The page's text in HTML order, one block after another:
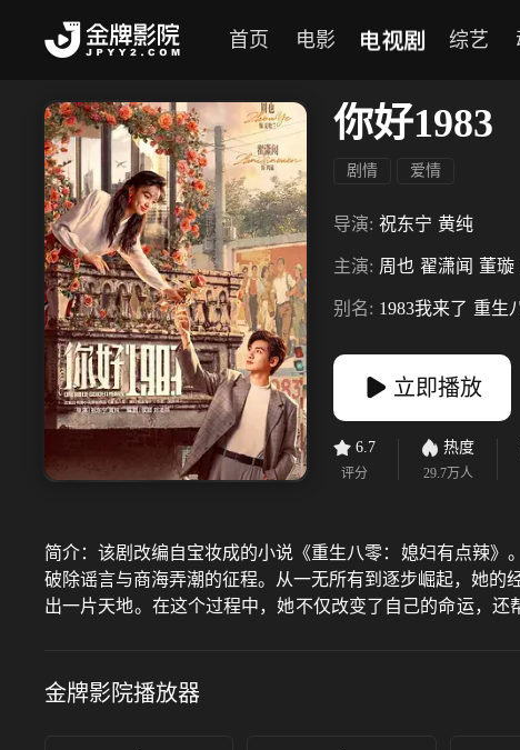
首页 电影 电视剧 综艺
你好1983
剧情 爱情
导演: 祝东宁 黄纯
主演: 周也 翟潇闻 董璇
别名: 1983我来了 重生
立即播放
6.7
评分
热度
29.7万人
简介：该剧改编自宝妆成的小说《重生八零：媳妇有点辣》
破除谣言与商海弄潮的征程。从一无所有到逐步崛起，她
出一片天地。在这个过程中，她不仅改变了自己的命运，
金牌影院播放器